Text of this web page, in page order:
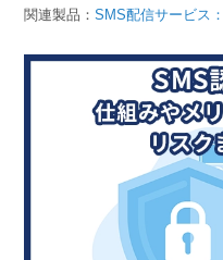
SMS配信サービス
認証サービス
Webプッシュ通知サービス
遅延なく確実・高速
組織的に管理
効果改善・顧客育成
システム連携・効率化
マーケティングブログ
資料ダウンロード
メール配信用語集
資料請求
無料
03-6820-0515
（平日
関連製品：SMS配信サービス